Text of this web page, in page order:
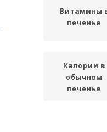
Витамины
печенье
Калории в
обычном
печенье